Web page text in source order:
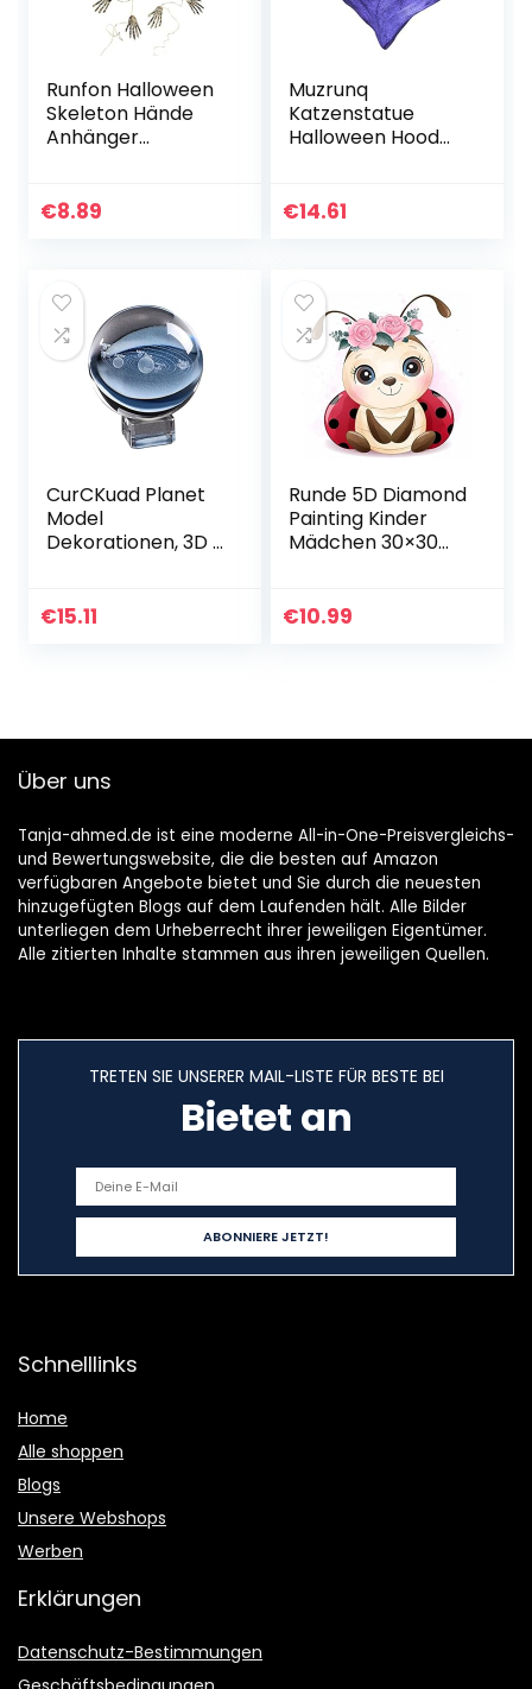
Runfon Halloween
Skeleton Hände
Anhänger
Handknochenpart
€8.89
Muzrunq
Katzenstatue
Halloween Hood
Katze Outdoor
€14.61
CurCKuad Planet
Model
Dekorationen, 3D -
graviertes
€15.11
Runde 5D Diamond
Painting Kinder
Mädchen 30×30
Klein Tiere
€10.99
Über uns
Tanja-ahmed.de ist eine moderne All-in-One-Preisvergleichs-
und Bewertungswebsite, die die besten auf Amazon
verfügbaren Angebote bietet und Sie durch die neuesten
hinzugefügten Blogs auf dem Laufenden hält. Alle Bilder
unterliegen dem Urheberrecht ihrer jeweiligen Eigentümer.
Alle zitierten Inhalte stammen aus ihren jeweiligen Quellen.
TRETEN SIE UNSERER MAIL-LISTE FÜR BESTE BEI
Bietet an
Schnelllinks
Home
Alle shoppen
Blogs
Unsere Webshops
Werben
Erklärungen
Datenschutz-Bestimmungen